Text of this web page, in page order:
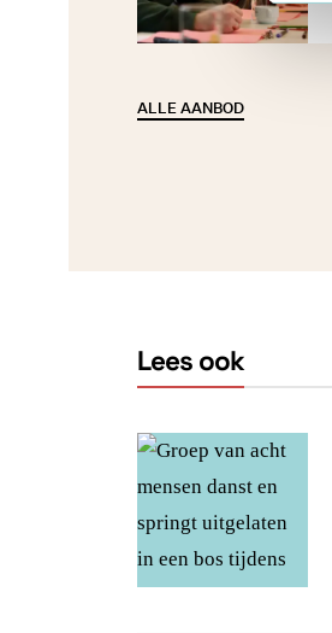
ALLE AANBOD
Lees ook